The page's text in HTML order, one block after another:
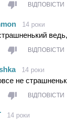
ВІДПОВІСТИ
14 роки
ВІДПОВІСТИ
14 роки
не
ВІДПОВІСТИ
14 роки